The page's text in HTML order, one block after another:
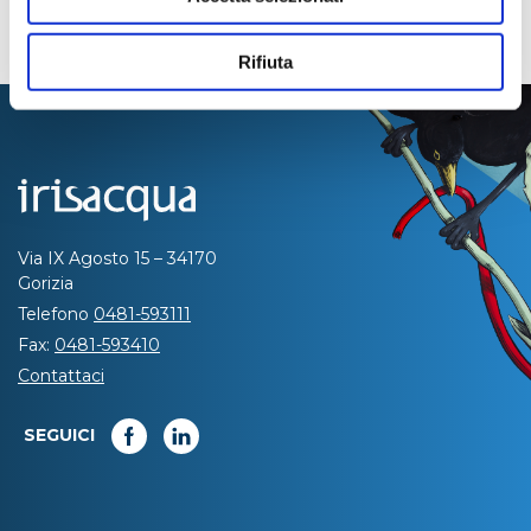
Rifiuta
Via IX Agosto 15 – 34170
Gorizia
Telefono 0481-593111
Fax: 0481-593410
Contattaci
SEGUICI